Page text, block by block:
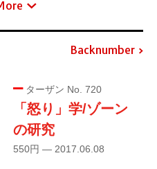
Backnumber
ターザン No. 720
「怒り」学/ゾーン
の研究
550円 — 2017.06.08